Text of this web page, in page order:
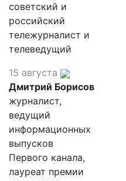
советский и
российский
тележурналист и
телеведущий
15 августа
Дмитрий Борисов
журналист,
ведущий
информационных
выпусков
Первого канала,
лауреат премии